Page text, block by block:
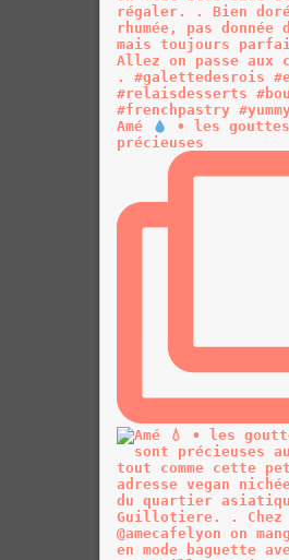
Amé
• les
précieuses